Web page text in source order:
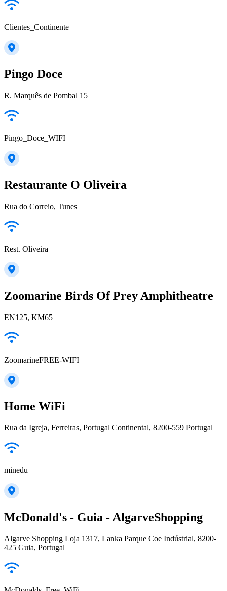
Clientes_Continente
Pingo Doce
R. Marquês de Pombal 15
Pingo_Doce_WIFI
Restaurante O Oliveira
Rua do Correio, Tunes
Rest. Oliveira
Zoomarine Birds Of Prey Amphitheatre
EN125, KM65
ZoomarineFREE-WIFI
Home WiFi
Rua da Igreja, Ferreiras, Portugal Continental, 8200-559 Portugal
minedu
McDonald's - Guia - AlgarveShopping
Algarve Shopping Loja 1317, Lanka Parque Coe Indústrial, 8200-
425 Guia, Portugal